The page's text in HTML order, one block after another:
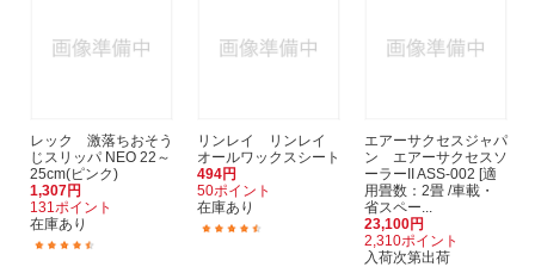
レック 激落ちおそう
じスリッパ NEO 22～
25cm(ピンク)
1,307円
131ポイント
在庫あり
リンレイ リンレイ
オールワックスシート
494円
50ポイント
在庫あり
エアーサクセスジャパ
ン エアーサクセスソ
ーラーII ASS-002 [適
用畳数：2畳 /車載・
省スペー...
23,100円
2,310ポイント
入荷次第出荷